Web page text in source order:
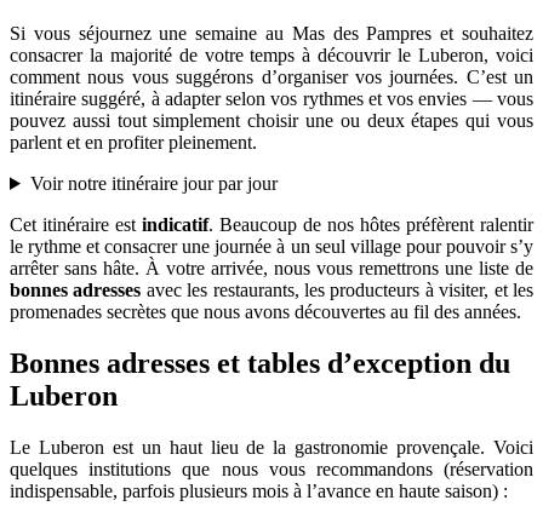
Si vous séjournez une semaine au Mas des Pampres et souhaitez
consacrer la majorité de votre temps à découvrir le Luberon, voici
comment nous vous suggérons d’organiser vos journées. C’est un
itinéraire suggéré, à adapter selon vos rythmes et vos envies — vous
pouvez aussi tout simplement choisir une ou deux étapes qui vous
parlent et en profiter pleinement.
Voir notre itinéraire jour par jour
Cet itinéraire est indicatif. Beaucoup de nos hôtes préfèrent ralentir
le rythme et consacrer une journée à un seul village pour pouvoir s’y
arrêter sans hâte. À votre arrivée, nous vous remettrons une liste de
bonnes adresses avec les restaurants, les producteurs à visiter, et les
promenades secrètes que nous avons découvertes au fil des années.
Bonnes adresses et tables d’exception du
Luberon
Le Luberon est un haut lieu de la gastronomie provençale. Voici
quelques institutions que nous vous recommandons (réservation
indispensable, parfois plusieurs mois à l’avance en haute saison) :